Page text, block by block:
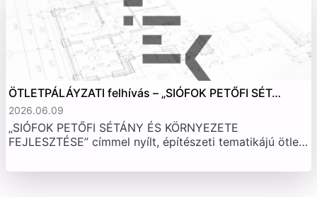
ÖTLETPÁLÁYZATI felhívás – „SIÓFOK PETŐFI SÉT…
2026.06.09
„SIÓFOK PETŐFI SÉTÁNY ÉS KÖRNYEZETE
FEJLESZTÉSE” címmel nyílt, építészeti tematikájú ötle…